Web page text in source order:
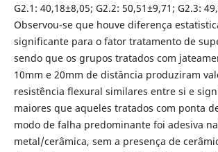
G2.1: 40,18±8,05; G2.2: 50,51±9,71; G2.3:
Observou-se que houve diferença
significante para o fator tratamento de
sendo que os grupos tratados com
10mm e 20mm de distância produziram
resistência flexural similares entre si e
maiores que aqueles tratados com ponta
modo de falha predominante foi adesiva
metal/cerâmica, sem a presença de